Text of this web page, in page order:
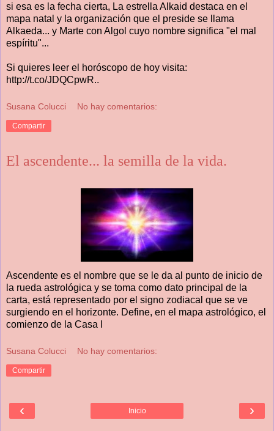
si esa es la fecha cierta, La estrella Alkaid destaca en el
mapa natal y la organización que el preside se llama
Alkaeda... y Marte con Algol cuyo nombre significa "el mal
espíritu"...
Si quieres leer el horóscopo de hoy visita:
http://t.co/JDQCpwR..
Susana Colucci No hay comentarios:
Compartir
El ascendente... la semilla de la vida.
Ascendente es el nombre que se le da al punto de inicio de
la rueda astrológica y se toma como dato principal de la
carta, está representado por el signo zodiacal que se ve
surgiendo en el horizonte. Define, en el mapa astrológico, el
comienzo de la Casa I
Susana Colucci No hay comentarios:
Compartir
‹ ›
Inicio